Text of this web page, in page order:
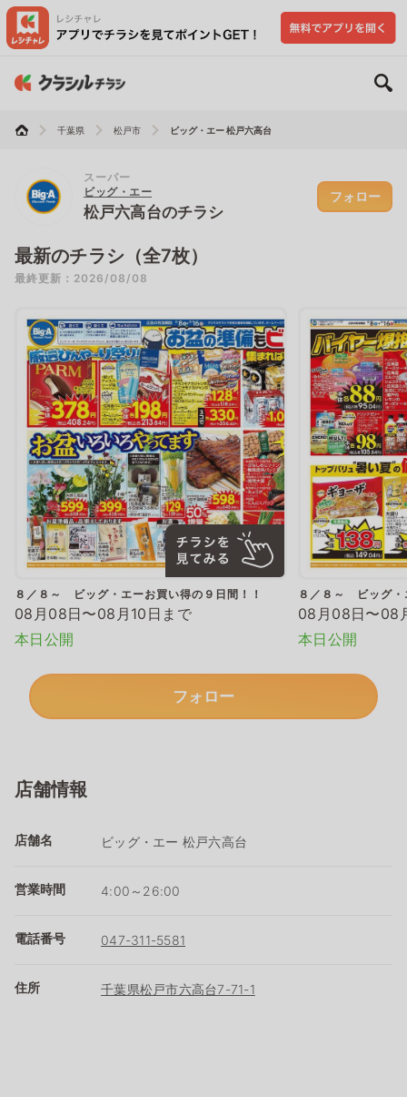
千葉県 松戸市 ビッグ・エー 松戸六高台
スーパー
ビッグ・エー
松戸六高台のチラシ
フォロー
最新のチラシ（全7枚）
最終更新：2026/08/08
８／８～ ビッグ・エーお買い得の９日間！！
08月08日〜08月10日まで
本日公開
８／８～ ビッグ・
08月08日〜08
本日公開
フォロー
店舗情報
店舗名 ビッグ・エー 松戸六高台
営業時間 4:00～26:00
電話番号 047-311-5581
住所 千葉県松戸市六高台7-71-1